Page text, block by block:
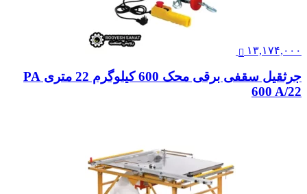
۱۳,۱۷۴,۰۰۰
جرثقیل سقفی برقی محک 600 کیلوگرم 22 متری PA
600 A/22